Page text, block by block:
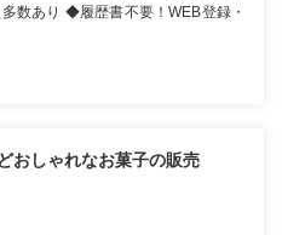
数あり ◆履歴書不要！WEB登録・
おしゃれなお菓子の販売